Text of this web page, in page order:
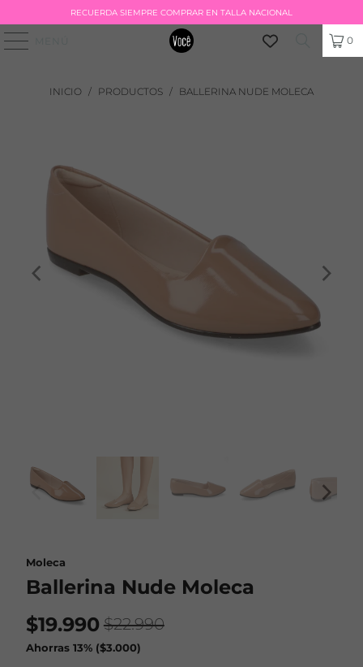
RECUERDA SIEMPRE COMPRAR EN TALLA NACIONAL
0
INICIO / PRODUCTOS / BALLERINA NUDE MOLECA
Moleca
Ballerina Nude Moleca
$19.990 $22.990
Ahorras 13% ($3.000)